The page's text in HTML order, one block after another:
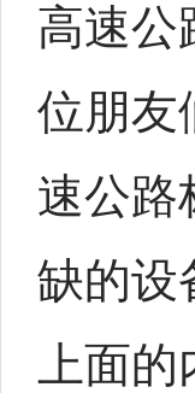
高速公
位朋友
速公路
缺的设
上面的